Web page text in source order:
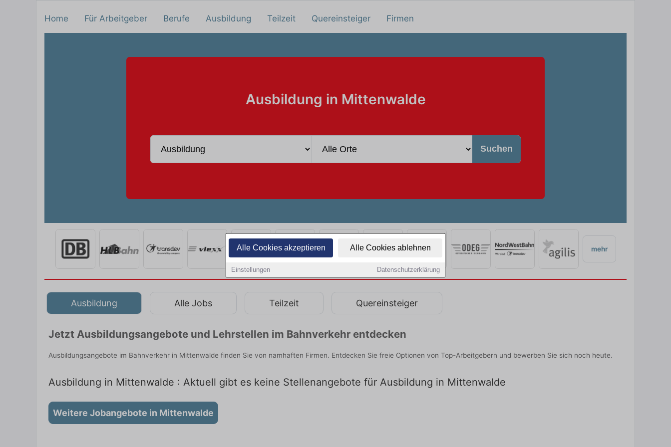
Alle Cookies akzeptieren Alle Cookies ablehnen
Einstellungen Datenschutzerklärung
Home Für Arbeitgeber Berufe Ausbildung Teilzeit Quereinsteiger Firmen
Ausbildung in Mittenwalde
Suchen
mehr
Ausbildung Alle Jobs Teilzeit Quereinsteiger
Jetzt Ausbildungsangebote und Lehrstellen im Bahnverkehr entdecken
Ausbildungsangebote im Bahnverkehr in Mittenwalde finden Sie von namhaften Firmen. Entdecken Sie freie Optionen von Top-Arbeitgebern und bewerben Sie sich noch heute.
Ausbildung in Mittenwalde : Aktuell gibt es keine Stellenangebote für Ausbildung in Mittenwalde
Weitere Jobangebote in Mittenwalde